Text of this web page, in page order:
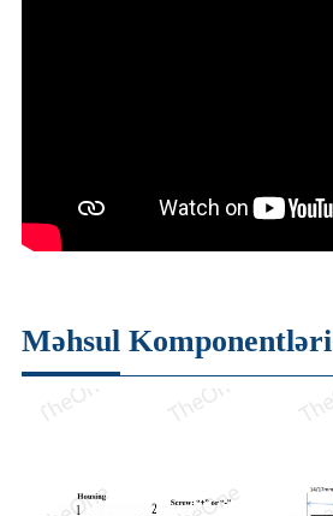
Məhsul Komponentləri